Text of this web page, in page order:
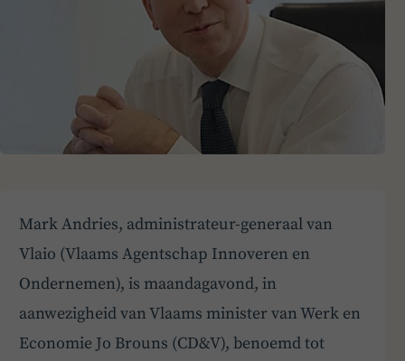
Mark Andries, administrateur-generaal van
Vlaio (Vlaams Agentschap Innoveren en
Ondernemen), is maandagavond, in
aanwezigheid van Vlaams minister van Werk en
Economie Jo Brouns (CD&V), benoemd tot